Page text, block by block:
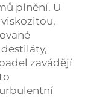
plnění. U
zavádějí